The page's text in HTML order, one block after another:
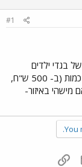
#1
בגדי ילדים
ב"גולף" . רוב החולצות עלו לי 10 ש"ח (!!!!). קניתי כמות (ב- 500 ש"ח,
באיזור-
You
דואר אלקטרוני